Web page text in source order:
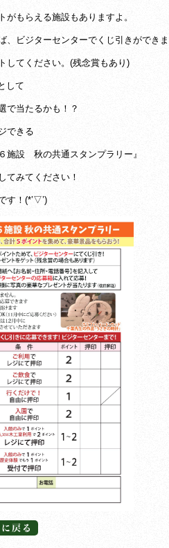
がもらえる施設もありますよ。
、ビジターセンターでくじ引きができま
してください。(残念賞もあり)
して
で当たるかも！？
できる
施設 秋の共通スタンプラリー』
てみてください！
す！(*’▽’)